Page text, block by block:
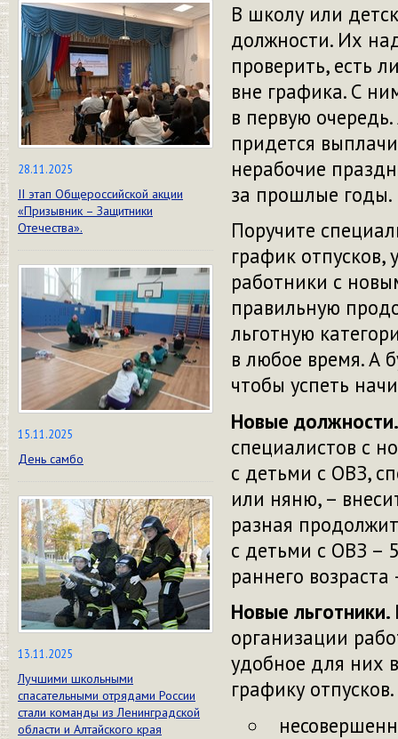
28.11.2025
II этап Общероссийской акции
«Призывник – Защитники
Отечества».
15.11.2025
День самбо
13.11.2025
Лучшими школьными
спасательными отрядами России
стали команды из Ленинградской
области и Алтайского края
В школу или
должности. Их
проверить, есть
вне графика. С
в первую
придется
нерабочие
за прошлые годы.
Поручите
график отпусков,
работники с
правильную
льготную
в любое время. А
чтобы успеть
Новые
специалистов с
с детьми с ОВЗ,
или няню, –
разная
с детьми с ОВЗ –
раннего
Новые льготники.
организации
удобное для них
графику